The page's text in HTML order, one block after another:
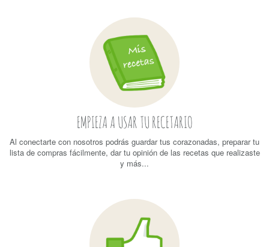
EMPIEZA A USAR TU RECETARIO
Al conectarte con nosotros podrás guardar tus corazonadas, preparar tu
lista de compras fácilmente, dar tu opinión de las recetas que realizaste
y más...